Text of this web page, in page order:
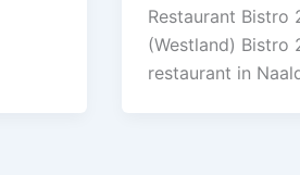
Restaurant Bistro
(Westland) Bistro
restaurant in